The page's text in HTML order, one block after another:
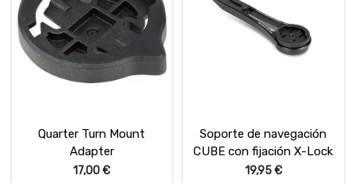
Quarter Turn Mount
Adapter
17,00€
Soporte de navegación
CUBE con fijación X-Lock
19,95€